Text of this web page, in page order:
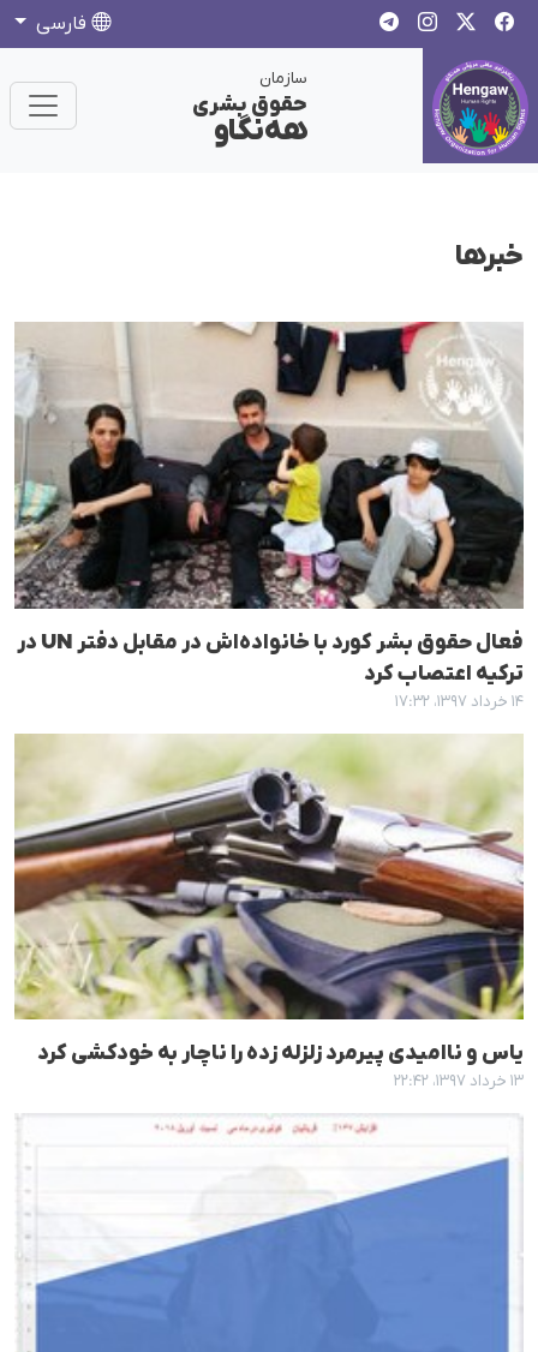
فارسی
سازمان
حقوق بشری
هەنگاو
خبرها
فعال حقوق بشر کورد با خانواده‌اش در مقابل دفتر UN در
ترکیه اعتصاب کرد
۱۴ خرداد ۱۳۹۷، ۱۷:۳۲
یاس و ناامیدی پیرمرد زلزلە زدە را ناچار بە خودکشی کرد
۱۳ خرداد ۱۳۹۷، ۲۲:۴۲